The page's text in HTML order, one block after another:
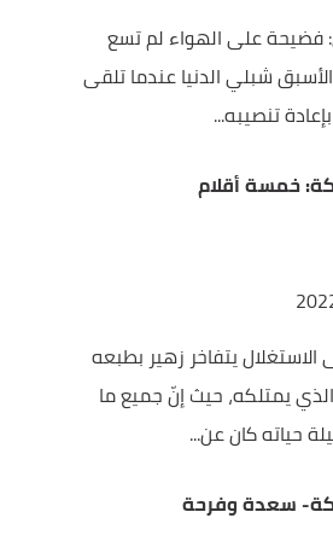
فضيحة على الهواء لم تسع
شبلي الدنيا عندما تلقى
تنصيبه...
خمسة أقلام
الاستغلال يتفاخر زهير بطبعه
يمتلكه، حيث إنّ جميع ما
حياته كان عن...
سعدة وفرحة